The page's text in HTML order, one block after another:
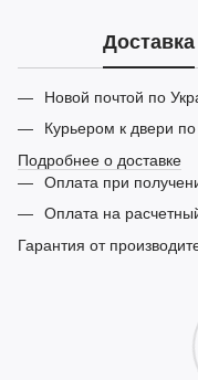
Доставка
Новой почтой по
Курьером к двери
Подробнее о доставке
Оплата при
Оплата на
Гарантия от